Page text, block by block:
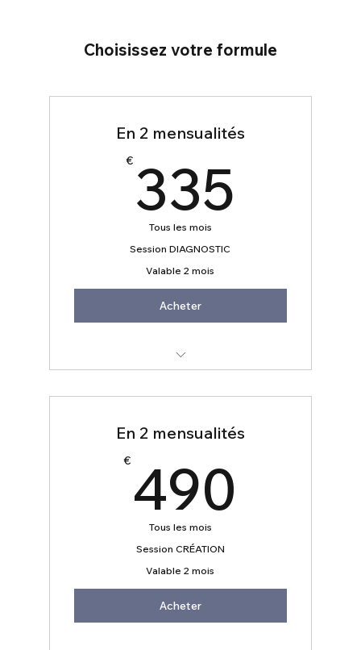
Choisissez votre formule
En 2 mensualités
€ 335
Tous les mois
Session DIAGNOSTIC
Valable 2 mois
Acheter
lancement
Formule règlement mensuel sur 2 mois
En 2 mensualités
€ 490
Tous les mois
Session CRÉATION
Valable 2 mois
Acheter